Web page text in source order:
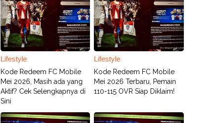
Lifestyle
Kode Redeem FC Mobile
Mei 2026, Masih ada yang
Aktif? Cek Selengkapnya di
Sini
Lifestyle
Kode Redeem FC Mobile
Mei 2026 Terbaru, Pemain
110-115 OVR Siap Diklaim!